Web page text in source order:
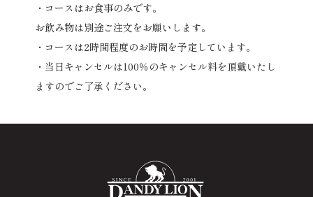
・コースはお食事のみです。
お飲み物は別途ご注文をお願いします。
・コースは2時間程度のお時間を予定しています。
・当日キャンセルは100％のキャンセル料を頂戴いたし
ますのでご了承ください。